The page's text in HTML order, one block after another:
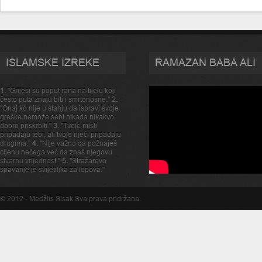
ISLAMSKE IZREKE
1. "Grijesi su poput rana na tijelu koji
često puta znaju biti i smrtonosne." 2.
"Onaj ko nije u stanju da ispravi svoje
greške nemože sebi nikada nikakvo
dobro priskrbiti." 3. "Tvoje misli
pripadaju tebi, ali tvoje rijeći pripadaju
drugima." 4. "Nije važno da požnaješ
cijenu nečega,već da znaš njegovu
stvarnu vrijednost." 5. "Stražarevo
spavanje je svijetiljka za lopova."
RAMAZAN BABA ALI
© 2012 - Medžlis Sisak.Sva prava pridržana.